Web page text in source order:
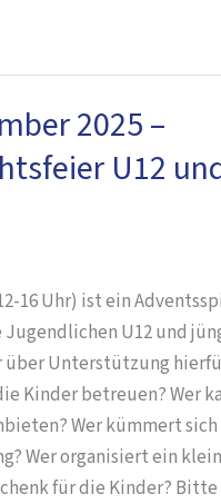
2025 –
U12
16 Uhr) ist ein
U12 und
über Unterstützung
Kinder betreuen? Wer
Wer kümmert sich
Wer organisiert ein
für die Kinder?